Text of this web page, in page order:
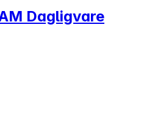
Dagligvare